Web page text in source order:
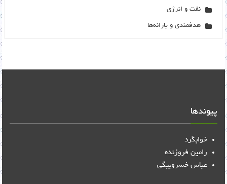
نفت و انرژی
هدفمندی و یارانه‌ها
پیوندها
خوابگرد
رامین فروزنده
عباس خسروبیگی